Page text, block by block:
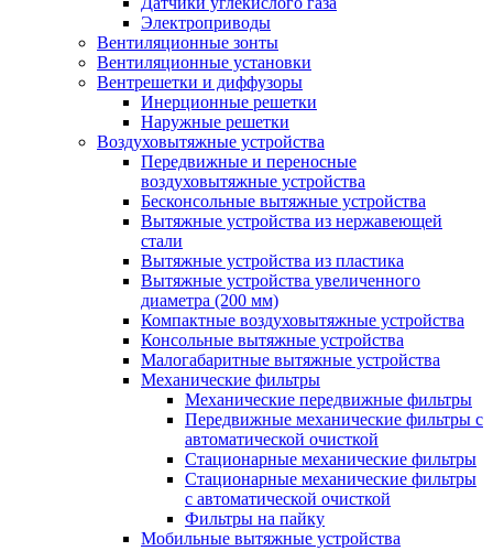
Электроприводы
Вентиляционные зонты
Вентиляционные установки
Вентрешетки и диффузоры
Инерционные решетки
Наружные решетки
Воздуховытяжные устройства
Передвижные и переносные
воздуховытяжные устройства
Бесконсольные вытяжные устройства
Вытяжные устройства из нержавеющей
стали
Вытяжные устройства из пластика
Вытяжные устройства увеличенного
диаметра (200 мм)
Компактные воздуховытяжные устройства
Консольные вытяжные устройства
Малогабаритные вытяжные устройства
Механические фильтры
Механические передвижные фильтры
Передвижные механические фильтры с
автоматической очисткой
Стационарные механические фильтры
Стационарные механические фильтры
с автоматической очисткой
Фильтры на пайку
Мобильные вытяжные устройства